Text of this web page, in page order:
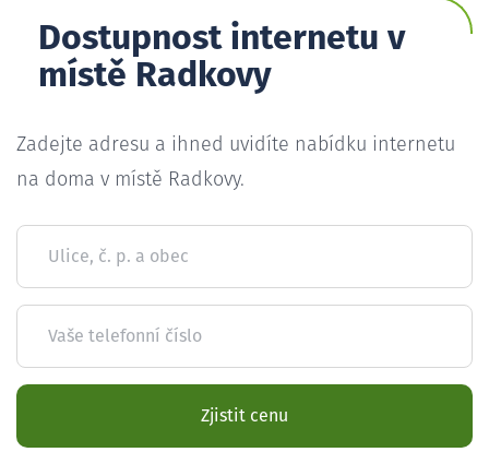
Dostupnost internetu v
místě Radkovy
Zadejte adresu a ihned uvidíte nabídku internetu
na doma v místě Radkovy.
Ulice, č. p. a obec
Vaše telefonní číslo
Zjistit cenu